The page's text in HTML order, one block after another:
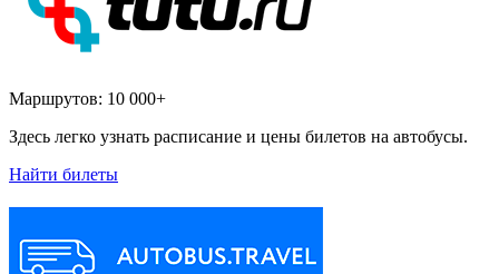
Маршрутов: 10 000+
Здесь легко узнать расписание и цены билетов на автобусы.
Найти билеты